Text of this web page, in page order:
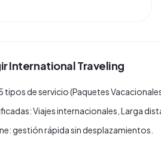
International Traveling
de servicio (Paquetes
Viajes internacionales, Larga
gestión rápida sin desplazamientos.